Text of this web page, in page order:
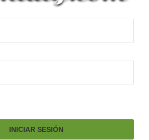
INICIAR SESIÓN